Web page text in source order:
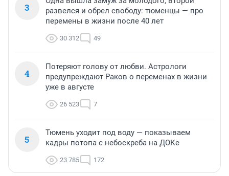
3
развелся и обрел свободу: тюменцы — про
перемены в жизни после 40 лет
30 312 49
4
Потеряют голову от любви. Астрологи
предупреждают Раков о переменах в жизни
уже в августе
26 523 7
5
Тюмень уходит под воду — показываем
кадры потопа с небоскреба на ДОКе
23 785 172